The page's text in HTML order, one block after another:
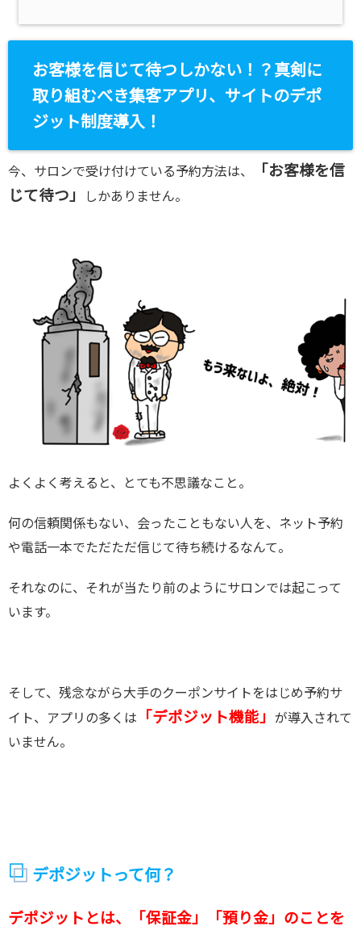
お客様を信じて待つしかない！？真剣に
取り組むべき集客アプリ、サイトのデポ
ジット制度導入！
今、サロンで受け付けている予約方法は、
「お客様を信
じて待つ」
しかありません。
よくよく考えると、とても不思議なこと。
何の信頼関係もない、会ったこともない人を、ネット予約
や電話一本でただただ信じて待ち続けるなんて。
それなのに、それが当たり前のようにサロンでは起こって
います。
そして、残念ながら大手のクーポンサイトをはじめ予約サ
イト、アプリの多くは
「デポジット機能」 が導入されて
いません。
デポジットって何？
デポジットとは、 「保証金」「預り金」 のことを